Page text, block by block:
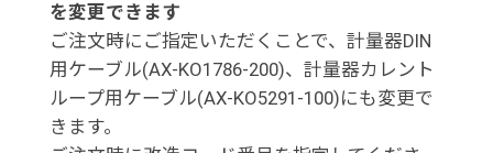
を変更できます
ご注文時にご指定いただくことで、計量器DIN
用ケーブル(AX-KO1786-200)、計量器カレント
ループ用ケーブル(AX-KO5291-100)にも変更で
きます。